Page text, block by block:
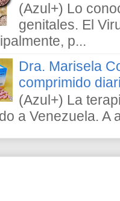
(Azul+) Lo
genitales. El
p...
Dra. Marisela
comprimido
(Azul+) La
a Venezuela.